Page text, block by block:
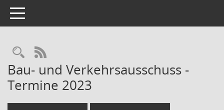
Toggle navigation
Rechercheauswahl
RSS-Feed
Bau- und Verkehrsausschuss -
Termine 2023